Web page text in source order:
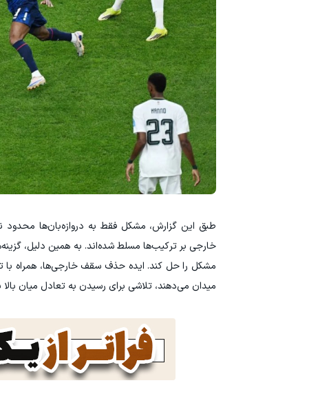
طبق این گزارش، مشکل فقط به دروازه‌بان‌ها محدود
خارجی بر ترکیب‌ها مسلط شده‌اند. به همین دلیل،
مشکل را حل کند. ایده حذف سقف خارجی‌ها، همراه با
میدان می‌دهند، تلاشی برای رسیدن به تعادل میان